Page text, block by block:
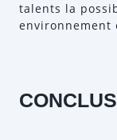
talents la
environnement